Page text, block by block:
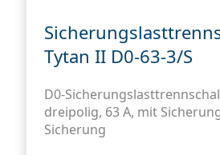
Tytan II D0-63-3/S
D0-
dreipolig, 63 A, mit
Sicherung